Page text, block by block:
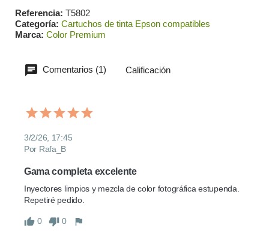
Referencia T5802
Categoría Cartuchos de tinta Epson compatibles
Marca Color Premium
Comentarios (1) Calificación
3/2/26, 17:45
Por Rafa_B
Gama completa excelente
Inyectores limpios y mezcla de color fotográfica estupenda.
Repetiré pedido.
0 0